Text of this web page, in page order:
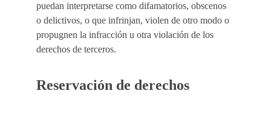
puedan interpretarse como difamatorios, obscenos
o delictivos, o que infrinjan, violen de otro modo o
propugnen la infracción u otra violación de los
derechos de terceros.
Reservación de derechos